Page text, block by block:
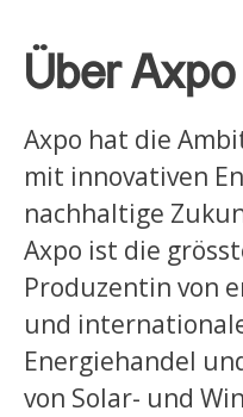
Über
Axpo hat die
mit innovativen
nachhaltige
Axpo ist die
Produzentin von
und
Energiehandel
von Solar- und